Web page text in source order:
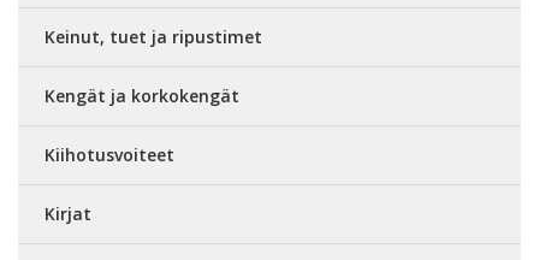
Keinut, tuet ja ripustimet
Kengät ja korkokengät
Kiihotusvoiteet
Kirjat